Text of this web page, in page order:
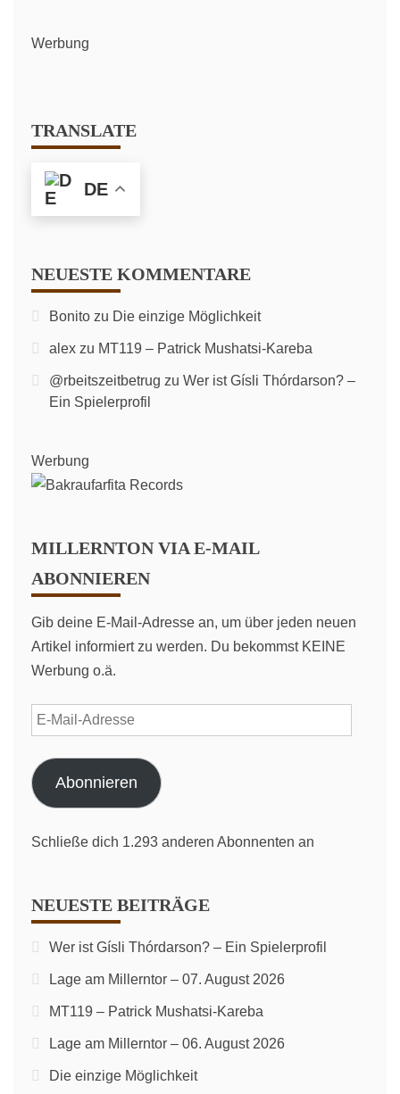
Werbung
TRANSLATE
DE
NEUESTE KOMMENTARE
Bonito zu Die einzige Möglichkeit
alex zu MT119 – Patrick Mushatsi-Kareba
@rbeitszeitbetrug zu Wer ist Gísli Thórdarson? –
Ein Spielerprofil
Werbung
MILLERNTON VIA E-MAIL
ABONNIEREN
Gib deine E-Mail-Adresse an, um über jeden neuen
Artikel informiert zu werden. Du bekommst KEINE
Werbung o.ä.
E-
Mail-
Adresse
Abonnieren
Schließe dich 1.293 anderen Abonnenten an
NEUESTE BEITRÄGE
Wer ist Gísli Thórdarson? – Ein Spielerprofil
Lage am Millerntor – 07. August 2026
MT119 – Patrick Mushatsi-Kareba
Lage am Millerntor – 06. August 2026
Die einzige Möglichkeit